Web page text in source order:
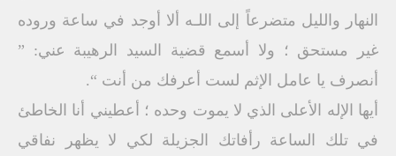
النهار والليل متضرعاً إلى اللـه ألا أوجد في ساعة وروده
غير مستحق ؛ ولا أسمع قضية السيد الرهيبة عني: ”
أنصرف يا عامل الإثم لست أعرفك من أنت “.
أيها الإله الأعلى الذي لا يموت وحده ؛ أعطيني أنا الخاطئ
في تلك الساعة رأفاتك الجزيلة لكي لا يظهر نفاقي